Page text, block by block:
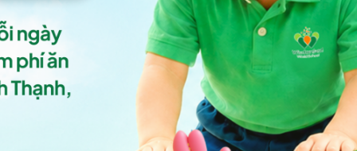
Tuyển sinh năm học 2026-2027
Họ & tên Bố/Mẹ
Khu vực sinh sống
Email
Số điện thoại